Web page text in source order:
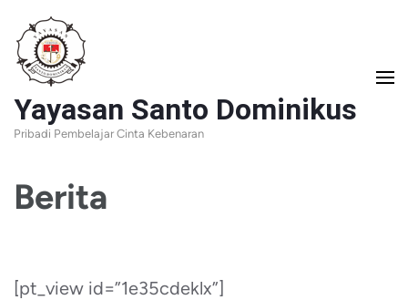
Lompat
ke
konten
(Tekan
Enter)
Yayasan Santo Dominikus
Pribadi Pembelajar Cinta Kebenaran
Berita
[pt_view id=”1e35cdeklx”]